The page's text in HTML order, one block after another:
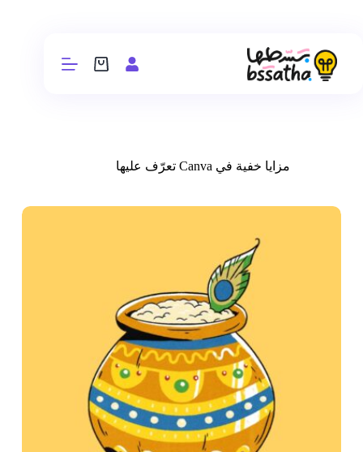
مزايا خفية في Canva تعرّف عليها